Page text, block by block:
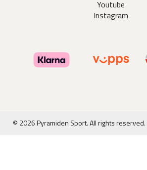
Youtube
Instagram
© 2026 Pyramiden Sport. All rights reserved.